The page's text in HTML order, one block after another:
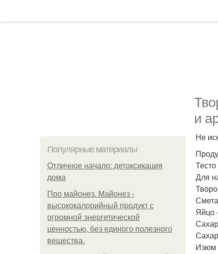
и
Популярные материалы
Отличное начало: детоксикация
дома
Про майонез. Майонез -
высококалорийный продукт с
огромной энергетической
ценностью, без единого полезного
вещества.
Не
Для
Яйцо
Изюм